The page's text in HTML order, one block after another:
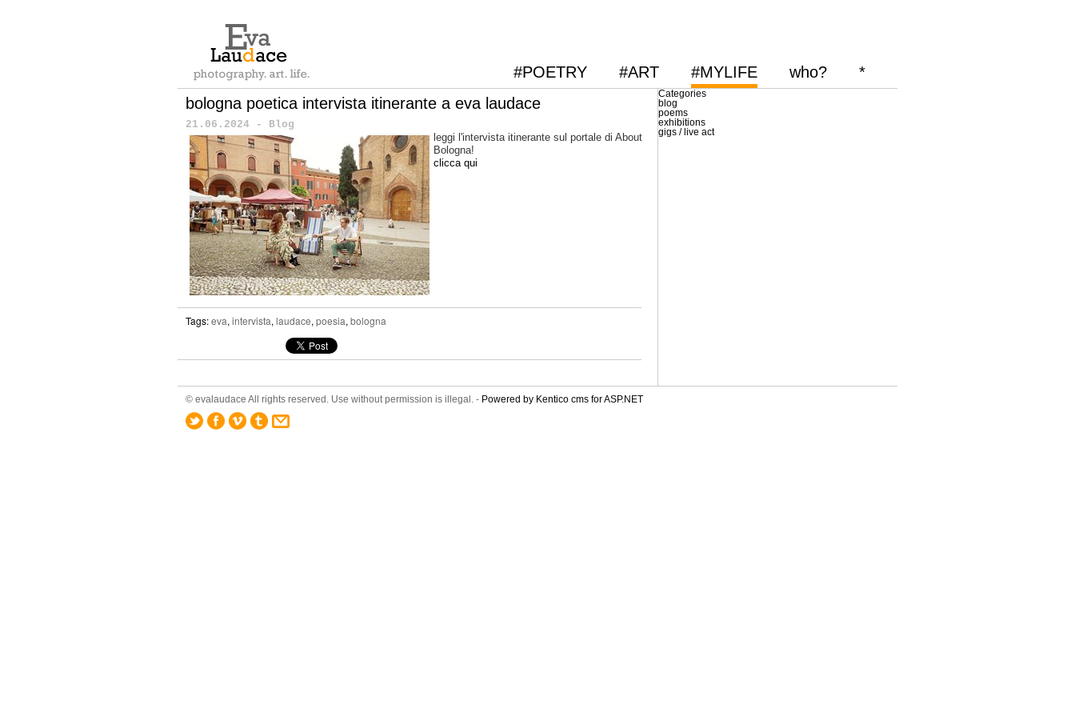
#POETRY #ART #MYLIFE who?
*
bologna poetica intervista itinerante a eva laudace
21.06.2024 - Blog
leggi l'intervista itinerante sul portale di About
Bologna!
clicca qui
Tags:eva, intervista, laudace, poesia, bologna
Categories
blog
poems
exhibitions
gigs / live act
© evalaudace All rights reserved. Use without permission is illegal. - Powered by Kentico cms for ASP.NET